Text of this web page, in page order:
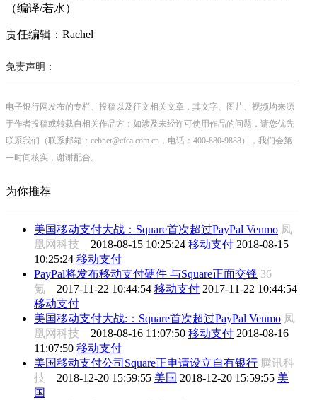
（编译/若水）
责任编辑：Rachel
免责声明：
电子银行网发布的专栏、投稿以及征文相关文章，其文字、图片、视频均来源
于作者投稿或转载自相关作品方；如涉及未经许可使用作品的问题，请您优先
联系我们（联系邮箱：cebnet@cfca.com.cn，电话：400-880-9888），我们会第
一时间核实，谢谢配合。
为你推荐
美国移动支付大战：Square首次超过PayPal Venmo 凤
凰网科技 2018-08-15 10:25:24 移动支付 2018-08-15
10:25:24 移动支付
PayPal将发布移动支付硬件 与Square正面交锋 36
氪 2017-11-22 10:44:54 移动支付 2017-11-22 10:44:54
移动支付
美国移动支付大战:：Square首次超过PayPal Venmo 凤
凰网科技 2018-08-16 11:07:50 移动支付 2018-08-16
11:07:50 移动支付
美国移动支付公司Square正申请设立自有银行 腾讯科
技 2018-12-20 15:59:55 美国 2018-12-20 15:59:55 美
国